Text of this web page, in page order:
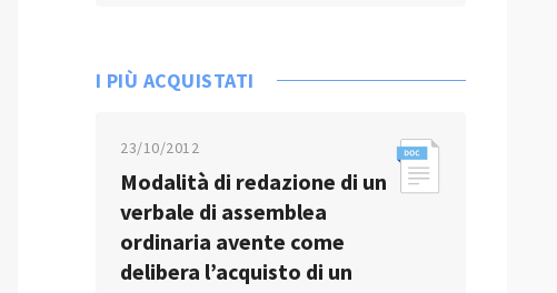
I PIÙ ACQUISTATI
23/10/2012
Modalità di redazione di un
verbale di assemblea
ordinaria avente come
delibera l’acquisto di un